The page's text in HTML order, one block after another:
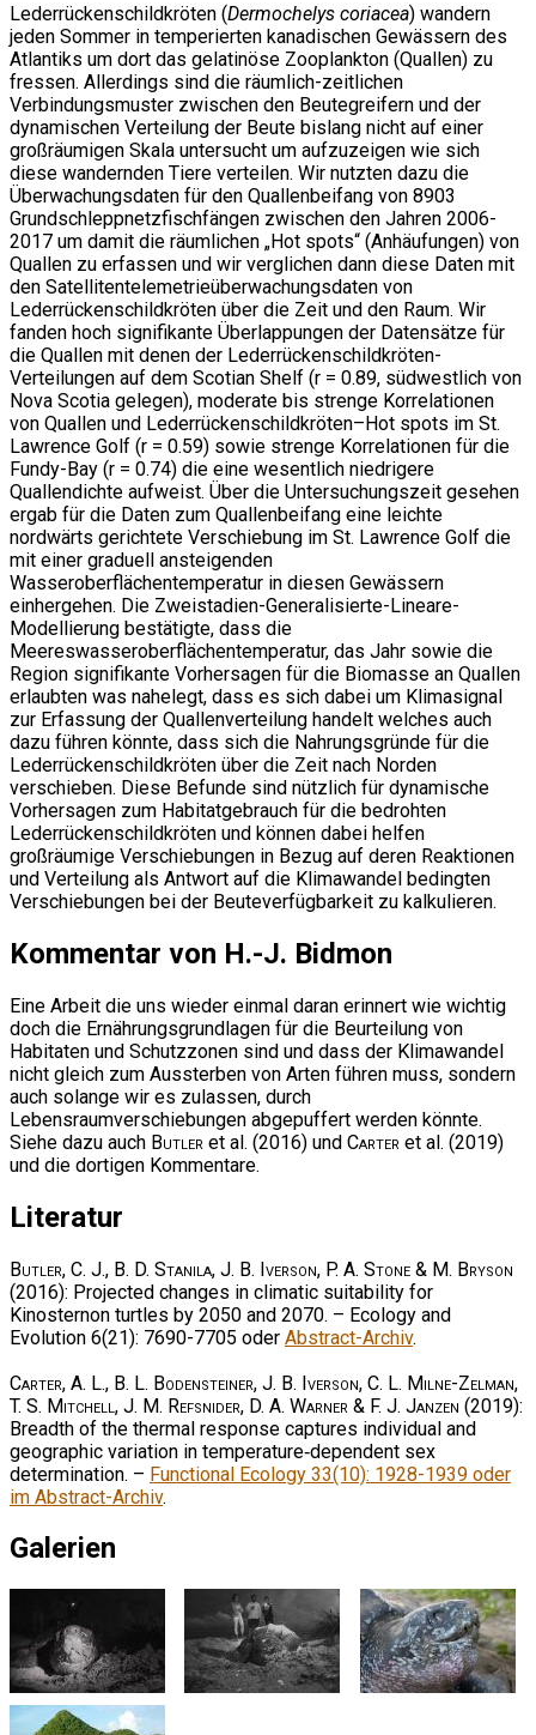
Lederrückenschildkröten (Dermochelys coriacea) wandern
jeden Sommer in temperierten kanadischen Gewässern des
Atlantiks um dort das gelatinöse Zooplankton (Quallen) zu
fressen. Allerdings sind die räumlich-zeitlichen
Verbindungsmuster zwischen den Beutegreifern und der
dynamischen Verteilung der Beute bislang nicht auf einer
großräumigen Skala untersucht um aufzuzeigen wie sich
diese wandernden Tiere verteilen. Wir nutzten dazu die
Überwachungsdaten für den Quallenbeifang von 8903
Grundschleppnetzfischfängen zwischen den Jahren 2006-
2017 um damit die räumlichen „Hot spots“ (Anhäufungen) von
Quallen zu erfassen und wir verglichen dann diese Daten mit
den Satellitentelemetrieüberwachungsdaten von
Lederrückenschildkröten über die Zeit und den Raum. Wir
fanden hoch signifikante Überlappungen der Datensätze für
die Quallen mit denen der Lederrückenschildkröten-
Verteilungen auf dem Scotian Shelf (r = 0.89, südwestlich von
Nova Scotia gelegen), moderate bis strenge Korrelationen
von Quallen und Lederrückenschildkröten–Hot spots im St.
Lawrence Golf (r = 0.59) sowie strenge Korrelationen für die
Fundy-Bay (r = 0.74) die eine wesentlich niedrigere
Quallendichte aufweist. Über die Untersuchungszeit gesehen
ergab für die Daten zum Quallenbeifang eine leichte
nordwärts gerichtete Verschiebung im St. Lawrence Golf die
mit einer graduell ansteigenden
Wasseroberflächentemperatur in diesen Gewässern
einhergehen. Die Zweistadien-Generalisierte-Lineare-
Modellierung bestätigte, dass die
Meereswasseroberflächentemperatur, das Jahr sowie die
Region signifikante Vorhersagen für die Biomasse an Quallen
erlaubten was nahelegt, dass es sich dabei um Klimasignal
zur Erfassung der Quallenverteilung handelt welches auch
dazu führen könnte, dass sich die Nahrungsgründe für die
Lederrückenschildkröten über die Zeit nach Norden
verschieben. Diese Befunde sind nützlich für dynamische
Vorhersagen zum Habitatgebrauch für die bedrohten
Lederrückenschildkröten und können dabei helfen
großräumige Verschiebungen in Bezug auf deren Reaktionen
und Verteilung als Antwort auf die Klimawandel bedingten
Verschiebungen bei der Beuteverfügbarkeit zu kalkulieren.
Kommentar von H.-J. Bidmon
Eine Arbeit die uns wieder einmal daran erinnert wie wichtig
doch die Ernährungsgrundlagen für die Beurteilung von
Habitaten und Schutzzonen sind und dass der Klimawandel
nicht gleich zum Aussterben von Arten führen muss, sondern
auch solange wir es zulassen, durch
Lebensraumverschiebungen abgepuffert werden könnte.
Siehe dazu auch Butler et al. (2016) und Carter et al. (2019)
und die dortigen Kommentare.
Literatur
Butler, C. J., B. D. Stanila, J. B. Iverson, P. A. Stone & M. Bryson
(2016): Projected changes in climatic suitability for
Kinosternon turtles by 2050 and 2070. – Ecology and
Evolution 6(21): 7690-7705 oder Abstract-Archiv.
Carter, A. L., B. L. Bodensteiner, J. B. Iverson, C. L. Milne-Zelman,
T. S. Mitchell, J. M. Refsnider, D. A. Warner & F. J. Janzen (2019):
Breadth of the thermal response captures individual and
geographic variation in temperature‐dependent sex
determination. – Functional Ecology 33(10): 1928-1939 oder
im Abstract-Archiv.
Galerien